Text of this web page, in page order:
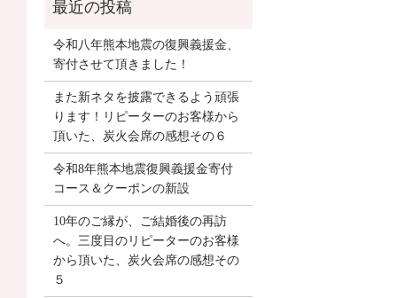
令和八年熊本地震の復興義援金、
寄付させて頂きました！
また新ネタを披露できるよう頑張
ります！リピーターのお客様から
頂いた、炭火会席の感想その６
令和8年熊本地震復興義援金寄付
コース＆クーポンの新設
10年のご縁が、ご結婚後の再訪
へ。三度目のリピーターのお客様
から頂いた、炭火会席の感想その
５